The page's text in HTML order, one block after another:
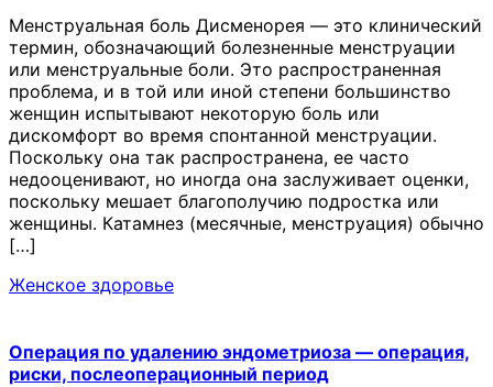
Менструальная боль Дисменорея — это клинический
термин, обозначающий болезненные менструации
или менструальные боли. Это распространенная
проблема, и в той или иной степени большинство
женщин испытывают некоторую боль или
дискомфорт во время спонтанной менструации.
Поскольку она так распространена, ее часто
недооценивают, но иногда она заслуживает оценки,
поскольку мешает благополучию подростка или
женщины. Катамнез (месячные, менструация) обычно
[…]
Женское здоровье
Операция по удалению эндометриоза — операция,
риски, послеоперационный период